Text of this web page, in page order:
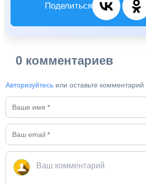
Поделиться
0 комментариев
Авторизуйтесь или оставьте комментарий